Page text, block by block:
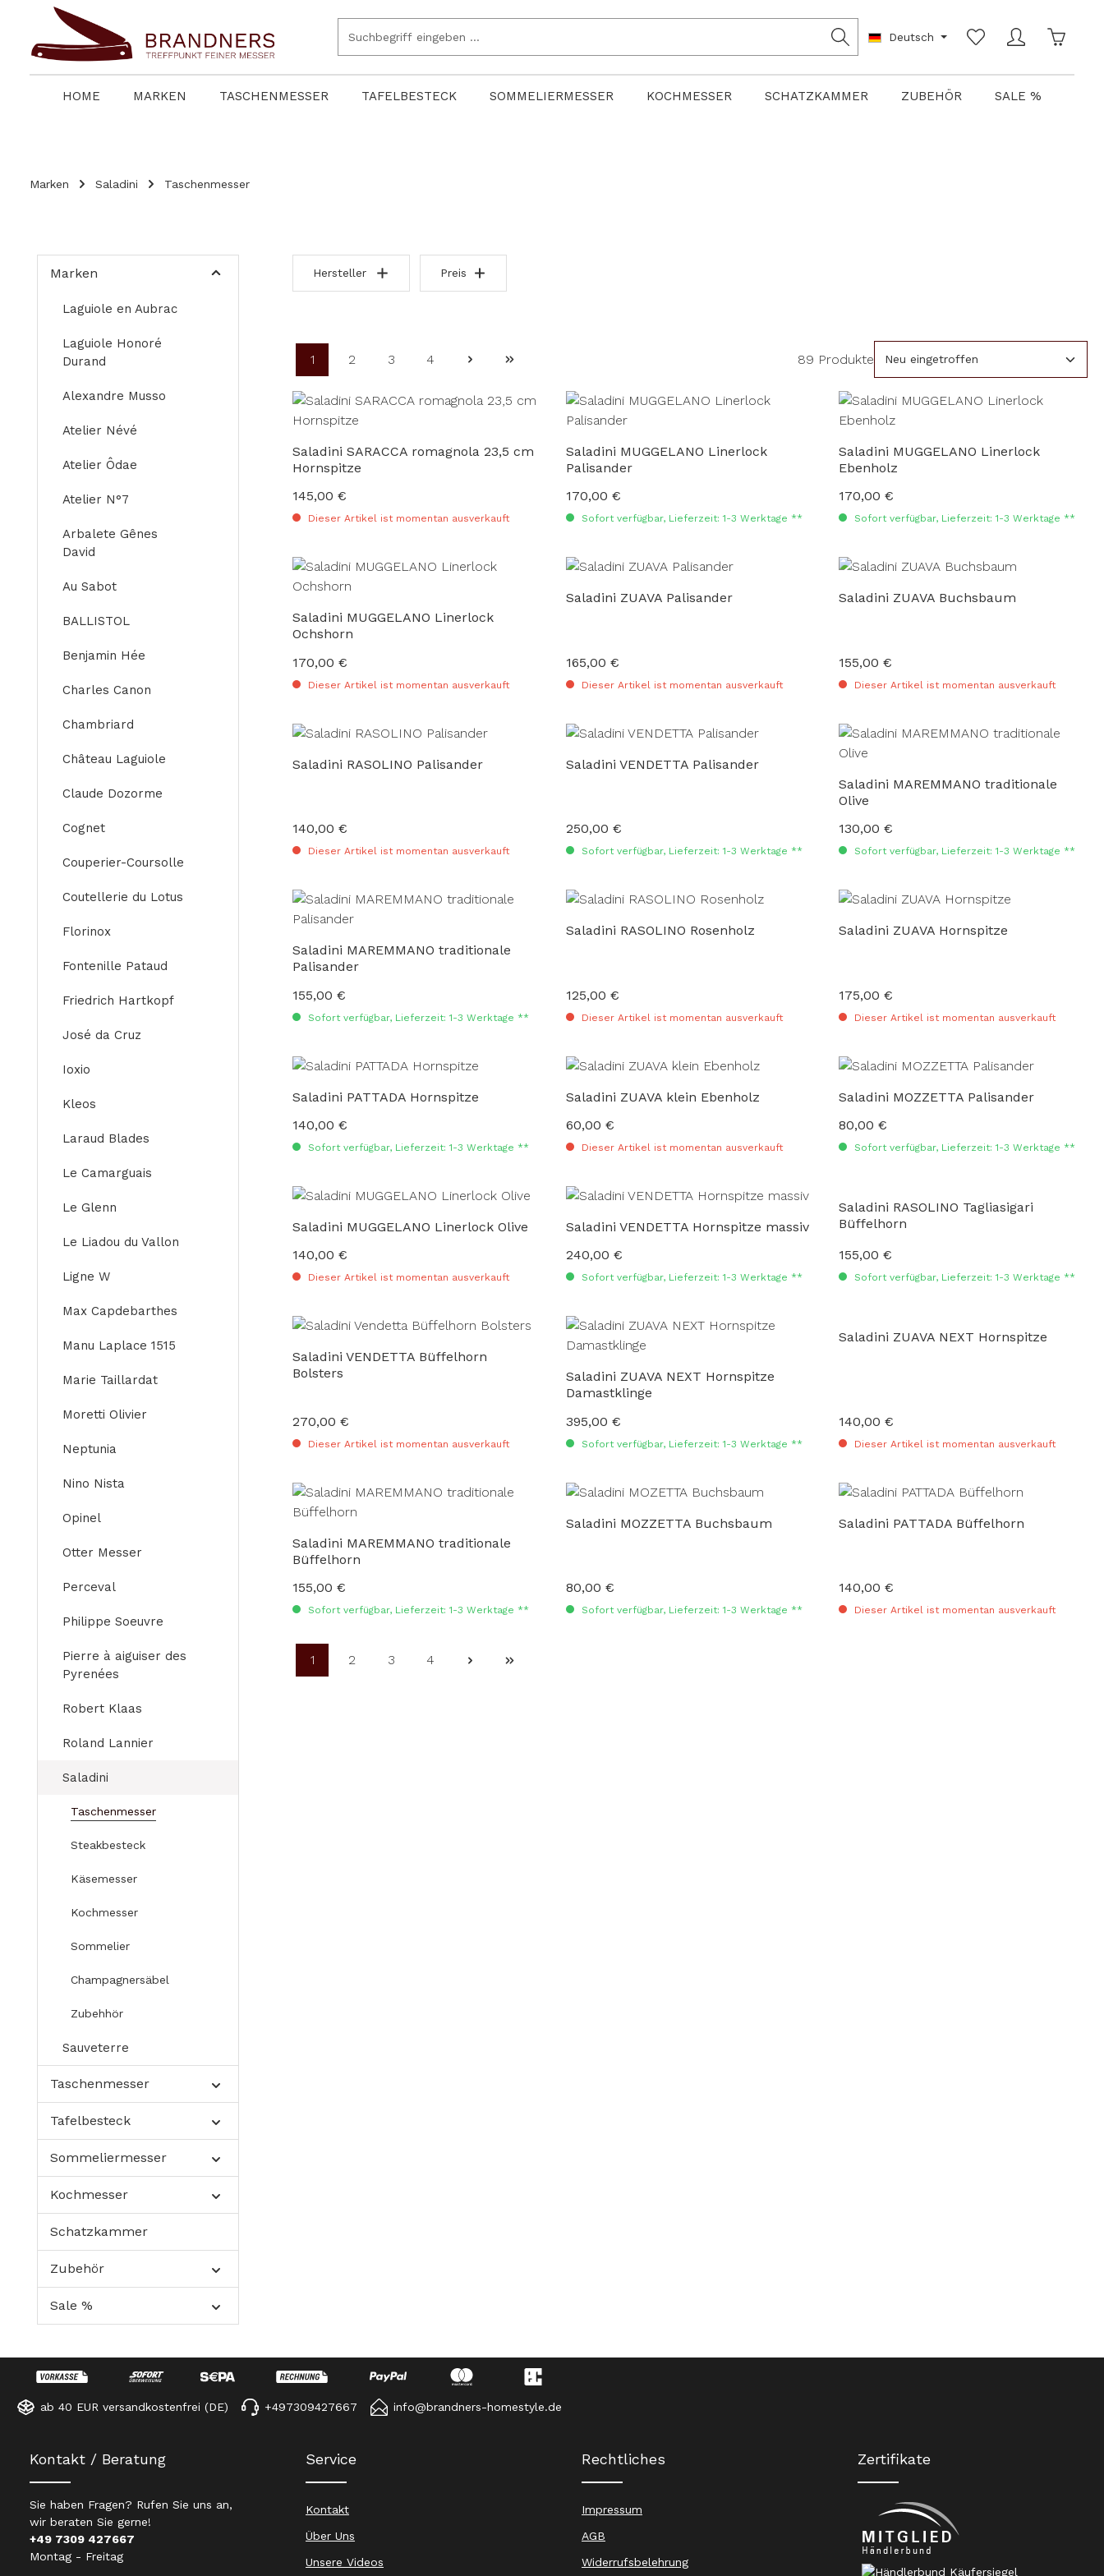
Zur Hauptnavigation springen
Deutsch
HOME MARKEN TASCHENMESSER TAFELBESTECK SOMMELIERMESSER KOCHMESSER SCHATZKAMMER ZUBEHÖR SALE %
Marken Saladini Taschenmesser
Marken
Laguiole en Aubrac
Laguiole Honoré
Durand
Alexandre Musso
Atelier Névé
Atelier Ôdae
Atelier N°7
Arbalete Gênes
David
Au Sabot
BALLISTOL
Benjamin Hée
Charles Canon
Chambriard
Château Laguiole
Claude Dozorme
Cognet
Couperier-Coursolle
Coutellerie du Lotus
Florinox
Fontenille Pataud
Friedrich Hartkopf
José da Cruz
Ioxio
Kleos
Laraud Blades
Le Camarguais
Le Glenn
Le Liadou du Vallon
Ligne W
Max Capdebarthes
Manu Laplace 1515
Marie Taillardat
Moretti Olivier
Neptunia
Nino Nista
Opinel
Otter Messer
Perceval
Philippe Soeuvre
Pierre à aiguiser des
Pyrenées
Robert Klaas
Roland Lannier
Saladini
Taschenmesser
Steakbesteck
Käsemesser
Kochmesser
Sommelier
Champagnersäbel
Zubehhör
Sauveterre
Taschenmesser
Tafelbesteck
Sommeliermesser
Kochmesser
Schatzkammer
Zubehör
Sale %
Hersteller Preis
Seite
1
Seite
2
Seite
3
Seite
4 89 Produkte
Saladini SARACCA romagnola 23,5 cm
Hornspitze
Regulärer Preis:
145,00 €
Dieser Artikel ist momentan ausverkauft
Saladini MUGGELANO Linerlock
Palisander
Regulärer Preis:
170,00 €
Sofort verfügbar, Lieferzeit: 1-3 Werktage **
Saladini MUGGELANO Linerlock
Ebenholz
Regulärer Preis:
170,00 €
Sofort verfügbar, Lieferzeit: 1-3 Werktage **
Saladini MUGGELANO Linerlock
Ochshorn
Regulärer Preis:
170,00 €
Dieser Artikel ist momentan ausverkauft
Saladini ZUAVA Palisander
Regulärer Preis:
165,00 €
Dieser Artikel ist momentan ausverkauft
Saladini ZUAVA Buchsbaum
Regulärer Preis:
155,00 €
Dieser Artikel ist momentan ausverkauft
Saladini RASOLINO Palisander
Regulärer Preis:
140,00 €
Dieser Artikel ist momentan ausverkauft
Saladini VENDETTA Palisander
Regulärer Preis:
250,00 €
Sofort verfügbar, Lieferzeit: 1-3 Werktage **
Saladini MAREMMANO traditionale
Olive
Regulärer Preis:
130,00 €
Sofort verfügbar, Lieferzeit: 1-3 Werktage **
Saladini MAREMMANO traditionale
Palisander
Regulärer Preis:
155,00 €
Sofort verfügbar, Lieferzeit: 1-3 Werktage **
Saladini RASOLINO Rosenholz
Regulärer Preis:
125,00 €
Dieser Artikel ist momentan ausverkauft
Saladini ZUAVA Hornspitze
Regulärer Preis:
175,00 €
Dieser Artikel ist momentan ausverkauft
Saladini PATTADA Hornspitze
Regulärer Preis:
140,00 €
Sofort verfügbar, Lieferzeit: 1-3 Werktage **
Saladini ZUAVA klein Ebenholz
Regulärer Preis:
60,00 €
Dieser Artikel ist momentan ausverkauft
Saladini MOZZETTA Palisander
Regulärer Preis:
80,00 €
Sofort verfügbar, Lieferzeit: 1-3 Werktage **
Saladini MUGGELANO Linerlock Olive
Regulärer Preis:
140,00 €
Dieser Artikel ist momentan ausverkauft
Saladini VENDETTA Hornspitze massiv
Regulärer Preis:
240,00 €
Sofort verfügbar, Lieferzeit: 1-3 Werktage **
Saladini RASOLINO Tagliasigari
Büffelhorn
Regulärer Preis:
155,00 €
Sofort verfügbar, Lieferzeit: 1-3 Werktage **
Saladini VENDETTA Büffelhorn
Bolsters
Regulärer Preis:
270,00 €
Dieser Artikel ist momentan ausverkauft
Saladini ZUAVA NEXT Hornspitze
Damastklinge
Regulärer Preis:
395,00 €
Sofort verfügbar, Lieferzeit: 1-3 Werktage **
Saladini ZUAVA NEXT Hornspitze
Regulärer Preis:
140,00 €
Dieser Artikel ist momentan ausverkauft
Saladini MAREMMANO traditionale
Büffelhorn
Regulärer Preis:
155,00 €
Sofort verfügbar, Lieferzeit: 1-3 Werktage **
Saladini MOZZETTA Buchsbaum
Regulärer Preis:
80,00 €
Sofort verfügbar, Lieferzeit: 1-3 Werktage **
Saladini PATTADA Büffelhorn
Regulärer Preis:
140,00 €
Dieser Artikel ist momentan ausverkauft
Seite
1
Seite
2
Seite
3
Seite
4
ab 40 EUR versandkostenfrei (DE) +497309427667 info@brandners-homestyle.de
Kontakt / Beratung
Sie haben Fragen? Rufen Sie uns an,
wir beraten Sie gerne!
+49 7309 427667
Montag - Freitag
Service
Kontakt
Über Uns
Unsere Videos
Rechtliches
Impressum
AGB
Widerrufsbelehrung
Zertifikate